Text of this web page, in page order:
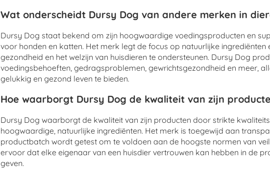
Wat onderscheidt Dursy Dog van andere merken in
Dursy Dog staat bekend om zijn hoogwaardige voedingsproducten en
voor honden en katten. Het merk legt de focus op natuurlijke
gezondheid en het welzijn van huisdieren te ondersteunen. Dursy Dog
voedingsbehoeften, gedragsproblemen, gewrichtsgezondheid en meer,
gelukkig en gezond leven te bieden.
Hoe waarborgt Dursy Dog de kwaliteit van zijn
Dursy Dog waarborgt de kwaliteit van zijn producten door strikte
hoogwaardige, natuurlijke ingrediënten. Het merk is toegewijd aan
productbatch wordt getest om te voldoen aan de hoogste normen van
ervoor dat elke eigenaar van een huisdier vertrouwen kan hebben in de
geven.